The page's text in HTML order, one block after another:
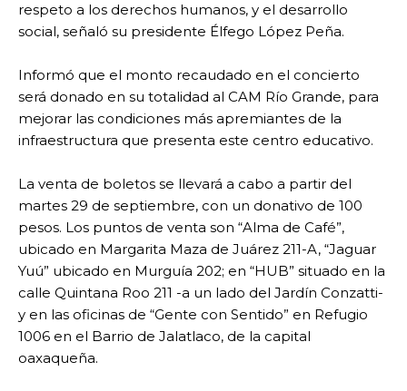
respeto a los derechos humanos, y el desarrollo
social, señaló su presidente Élfego López Peña.
Informó que el monto recaudado en el concierto
será donado en su totalidad al CAM Río Grande, para
mejorar las condiciones más apremiantes de la
infraestructura que presenta este centro educativo.
La venta de boletos se llevará a cabo a partir del
martes 29 de septiembre, con un donativo de 100
pesos. Los puntos de venta son “Alma de Café”,
ubicado en Margarita Maza de Juárez 211-A, “Jaguar
Yuú” ubicado en Murguía 202; en “HUB” situado en la
calle Quintana Roo 211 -a un lado del Jardín Conzatti-
y en las oficinas de “Gente con Sentido” en Refugio
1006 en el Barrio de Jalatlaco, de la capital
oaxaqueña.